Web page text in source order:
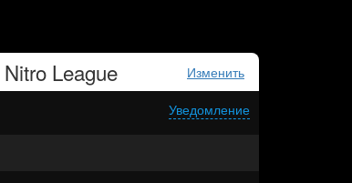
Nitro League Изменить
Уведомление